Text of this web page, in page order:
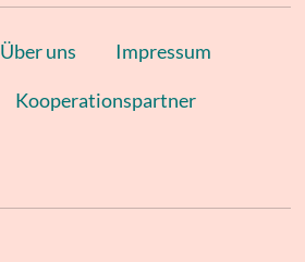
Über uns Impressum
Kooperationspartner